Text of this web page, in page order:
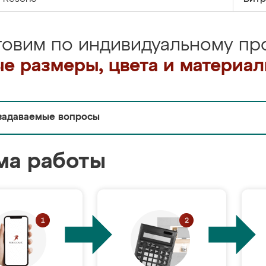
по индивидуальному
размеры, цвета и
вопросы
работы